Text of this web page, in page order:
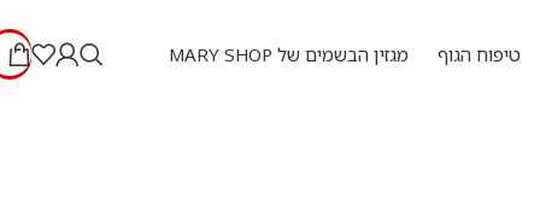
טיפוח הגוף מגזין הבשמים של MARY SHOP